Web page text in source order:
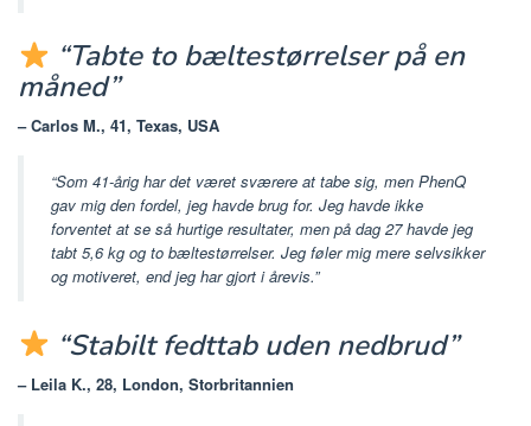
“Tabte to bæltestørrelser på en
måned”
– Carlos M., 41, Texas, USA
“Som 41-årig har det været sværere at tabe sig, men PhenQ
gav mig den fordel, jeg havde brug for. Jeg havde ikke
forventet at se så hurtige resultater, men på dag 27 havde jeg
tabt 5,6 kg og to bæltestørrelser. Jeg føler mig mere selvsikker
og motiveret, end jeg har gjort i årevis.”
“Stabilt fedttab uden nedbrud”
– Leila K., 28, London, Storbritannien